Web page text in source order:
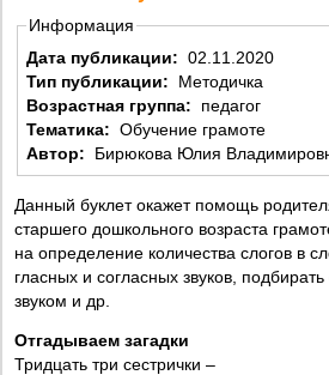
Информация
Дата публикации: 02.11.2020
Тип публикации:
Методичка
Возрастная группа:
педагог
Тематика: Обучение грамоте
Автор:
Бирюкова Юлия
Данный буклет окажет помощь
старшего дошкольного возраста
на определение количества слогов в
гласных и согласных звуков,
звуком и др.
Отгадываем загадки
Тридцать три сестрички –